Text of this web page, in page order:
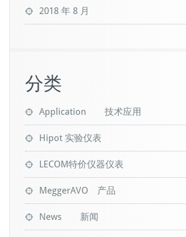
2018 年 8 月
分类
Application 技术应用
Hipot 实验仪表
LECOM特价仪器仪表
MeggerAVO 产品
News 新闻